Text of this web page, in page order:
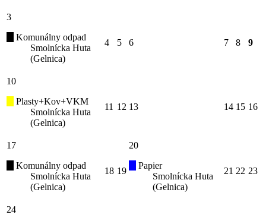
3
Komunálny odpad
Smolnícka Huta
(Gelnica)
4 5 6 7 8 9
10
Plasty+Kov+VKM
Smolnícka Huta
(Gelnica)
11 12 13 14 15 16
17
Komunálny odpad
Smolnícka Huta
(Gelnica)
18 19
20
Papier
Smolnícka Huta
(Gelnica)
21 22 23
24